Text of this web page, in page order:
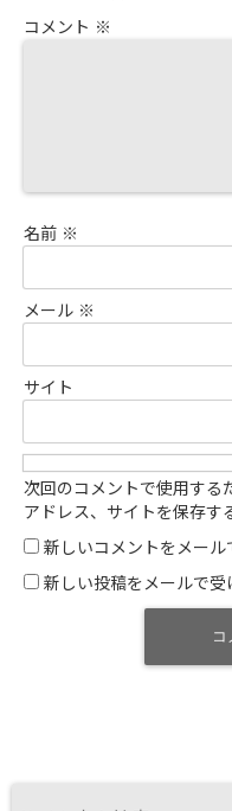
コメント ※
名前 ※
メール ※
サイト
次回のコメントで使用する
アドレス、サイトを保存す
新しいコメントをメール
新しい投稿をメールで受